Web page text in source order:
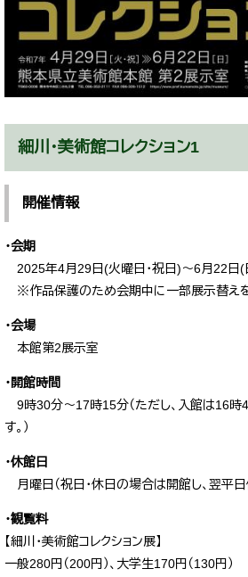
細川・美術館コレクション1
開催情報
・会期
2025年4月29日(火曜日・祝日)～6月22日(
※作品保護のため会期中に一部展示替えを
・会場
本館第2展示室
・開館時間
9時30分～17時15分（ただし、入館は16時
す。）​
・休館日
月曜日（祝日・休日の場合は開館し、翌平日
・観覧料
【細川・美術館コレクション展】​
一般280円（200円）、大学生170円（130円）